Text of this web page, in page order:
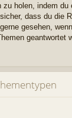
holen, indem du
dass du die
gesehen,
geantwortet